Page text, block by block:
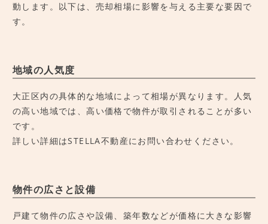
動します。以下は、売却相場に影響を与える主要な要因で
す。
地域の人気度
大正区内の具体的な地域によって相場が異なります。人気
の高い地域では、高い価格で物件が取引されることが多い
です。
詳しい詳細はSTELLA不動産にお問い合わせください。
物件の広さと設備
戸建て物件の広さや設備、築年数などが価格に大きな影響